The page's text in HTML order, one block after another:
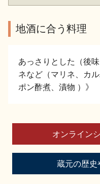
美味しい地酒の選び方
地酒に合う料理
あっさりとした（後
ネなど（マリネ、カ
ポン酢煮、漬物 ）》
オンライン
蔵元の歴史